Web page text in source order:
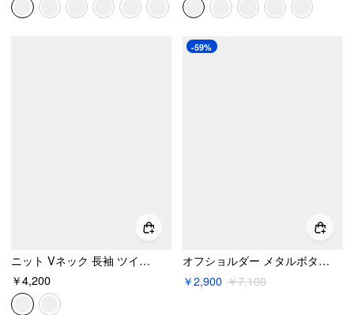
ニット Vネック 長袖 ツイストトップ
￥4,200
-59%
オフショルダー メタルボタン ラッチド 長袖ジャケット
￥2,900 ￥7,100